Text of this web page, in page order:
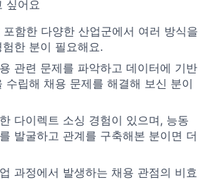
싶어요
포함한 다양한 산업군에서 여러 방식을
한 분이 필요해요.
관련 문제를 파악하고 데이터에 기반
수립해 채용 문제를 해결해 보신 분이
다이렉트 소싱 경험이 있으며, 능동
발굴하고 관계를 구축해본 분이면 더
과정에서 발생하는 채용 관점의 비효